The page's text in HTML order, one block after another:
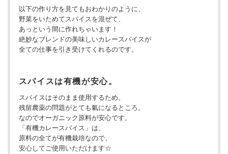
以下の作り方を見てもおわかりのように、
野菜をいためてスパイスを混ぜて、
あっという間に作れちゃいます！
絶妙なブレンドの美味しいカレースパイスが
全ての仕事を引き受けてくれるのです。
スパイスは有機が安心。
スパイスはそのまま使用するため、
残留農薬の問題がとても氣になるところ。
なのでオーガニック原料が安心です。
「有機カレースパイス」は、
原料の全てが有機栽培なので、
安心してご使用いただけます☆